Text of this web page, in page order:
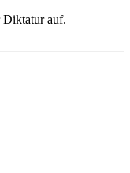
Diktatur auf.